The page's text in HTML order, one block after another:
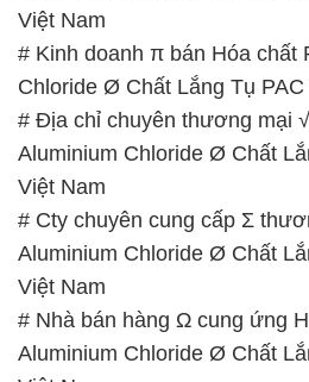
Việt Nam
# Kinh doanh π bán Hóa chất
Chloride Ø Chất Lắng Tụ
# Địa chỉ chuyên thương mại
Aluminium Chloride Ø Chất
Việt Nam
# Cty chuyên cung cấp Σ
Aluminium Chloride Ø Chất
Việt Nam
# Nhà bán hàng Ω cung ứng
Aluminium Chloride Ø Chất